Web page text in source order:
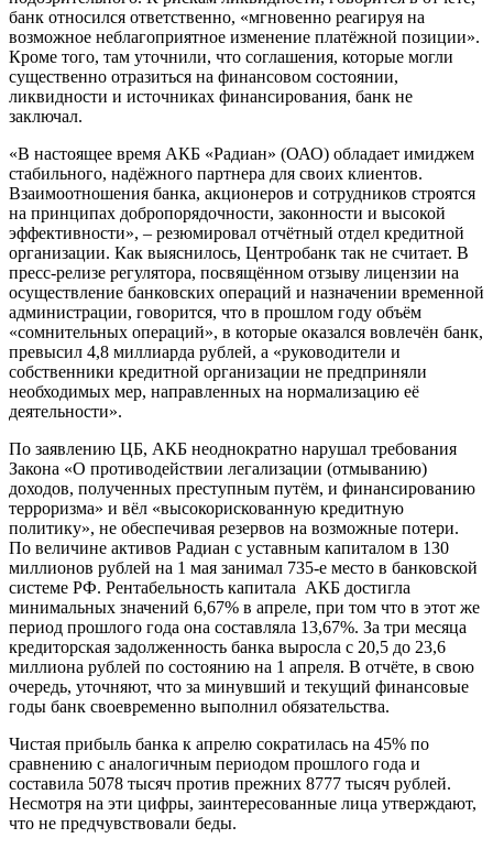
банк относился ответственно, «мгновенно реагируя на
возможное неблагоприятное изменение платёжной позиции».
Кроме того, там уточнили, что соглашения, которые могли
существенно отразиться на финансовом состоянии,
ликвидности и источниках финансирования, банк не
заключал.
«В настоящее время АКБ «Радиан» (ОАО) обладает имиджем
стабильного, надёжного партнера для своих клиентов.
Взаимоотношения банка, акционеров и сотрудников строятся
на принципах добропорядочности, законности и высокой
эффективности», – резюмировал отчётный отдел кредитной
организации. Как выяснилось, Центробанк так не считает. В
пресс-релизе регулятора, посвящённом отзыву лицензии на
осуществление банковских операций и назначении временной
администрации, говорится, что в прошлом году объём
«сомнительных операций», в которые оказался вовлечён банк,
превысил 4,8 миллиарда рублей, а «руководители и
собственники кредитной организации не предприняли
необходимых мер, направленных на нормализацию её
деятельности».
По заявлению ЦБ, АКБ неоднократно нарушал требования
Закона «О противодействии легализации (отмыванию)
доходов, полученных преступным путём, и финансированию
терроризма» и вёл «высокорискованную кредитную
политику», не обеспечивая резервов на возможные потери.
По величине активов Радиан с уставным капиталом в 130
миллионов рублей на 1 мая занимал 735-е место в банковской
системе РФ. Рентабельность капитала АКБ достигла
минимальных значений 6,67% в апреле, при том что в этот же
период прошлого года она составляла 13,67%. За три месяца
кредиторская задолженность банка выросла с 20,5 до 23,6
миллиона рублей по состоянию на 1 апреля. В отчёте, в свою
очередь, уточняют, что за минувший и текущий финансовые
годы банк своевременно выполнил обязательства.
Чистая прибыль банка к апрелю сократилась на 45% по
сравнению с аналогичным периодом прошлого года и
составила 5078 тысяч против прежних 8777 тысяч рублей.
Несмотря на эти цифры, заинтересованные лица утверждают,
что не предчувствовали беды.